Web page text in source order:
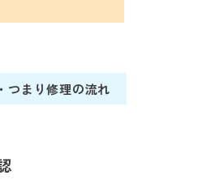
つまり修理の流れ